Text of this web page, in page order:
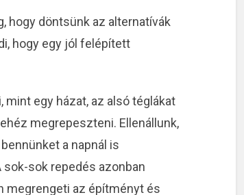
hogy döntsünk az alternatívák
hogy egy jól felépített
mint egy házat, az alsó téglákat
megrepeszteni. Ellenállunk,
a napnál is
sok-sok repedés azonban
megrengeti az építményt és